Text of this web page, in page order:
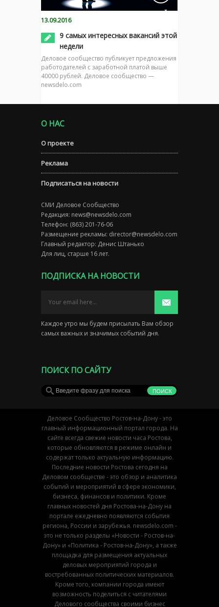
13.09.2016
9 самых интересных вакансий этой
недели
Деловое сообщество публикует предложения
работодателей с заработной платой выше
40000 рублей. Деловое сообщество —
newsdelo.com
О НАС
О проекте
Реклама
Подписаться на новости
СМИ Деловое Сообщество
Редакция: news@newsdelo.com
Телефон: (863) 201-76-06
Размещение рекламы: director@newsdelo.com
Главный редактор: Денис Штанько
Для лиц, старше 16 лет.
ПОДПИСКА НА НОВОСТИ
Каждое утро мы будем присылать Вам обзор
самых важных и значимых событий дня.
ПОИСК ПО САЙТУ
Деловое Сообщество Ростов-на-Дону - это
главный информационный портал города. На
сайте всегда свежие новости часа Ростова,
которые обновляются в режиме онлайн и
содержат только актуальную информацию.
Последние новости Ростова сегодня на
Деловом сообществе - это обзор и аналитика
событий и мероприятий в сфере экономики,
бизнеса, финансов и политики. Кроме
главных новостей дня Ростова-на-Дону на
портале ежедневно появляются события
региона, России и зарубежья. newsdelo.com -
это не только разделы «Новости - Ростов-на-
Дону» и «Политика - Ростов-на-Дону», а также
площадка для размещения актуальных
деловых мероприятий города и
востребованных политических материалов.
Кроме того, компании города имеют
возможность поделиться с читателями
Делового сообщества своими бизнес